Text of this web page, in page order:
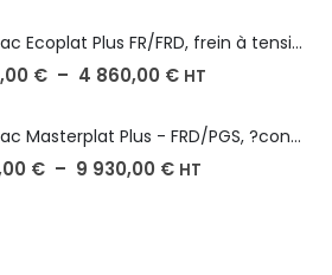
Robopac Ecoplat Plus FR/FRD, frein à tension mécanique
€ – 4 860,00 € HT
Robopac Masterplat Plus - FRD/PGS, ?conomie et performance
€ – 9 930,00 € HT